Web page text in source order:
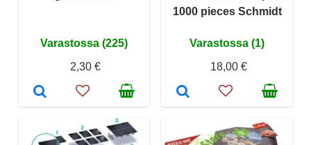
Varastossa (225)
2,30 €
1000 pieces Schmidt
Varastossa (1)
18,00 €